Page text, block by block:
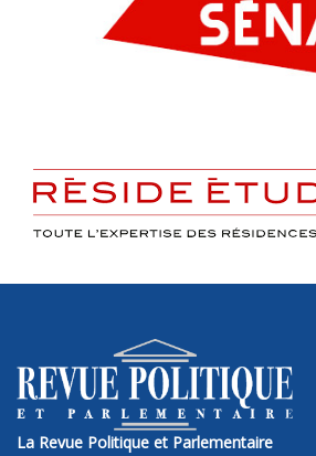
La Revue Politique et Parlementaire